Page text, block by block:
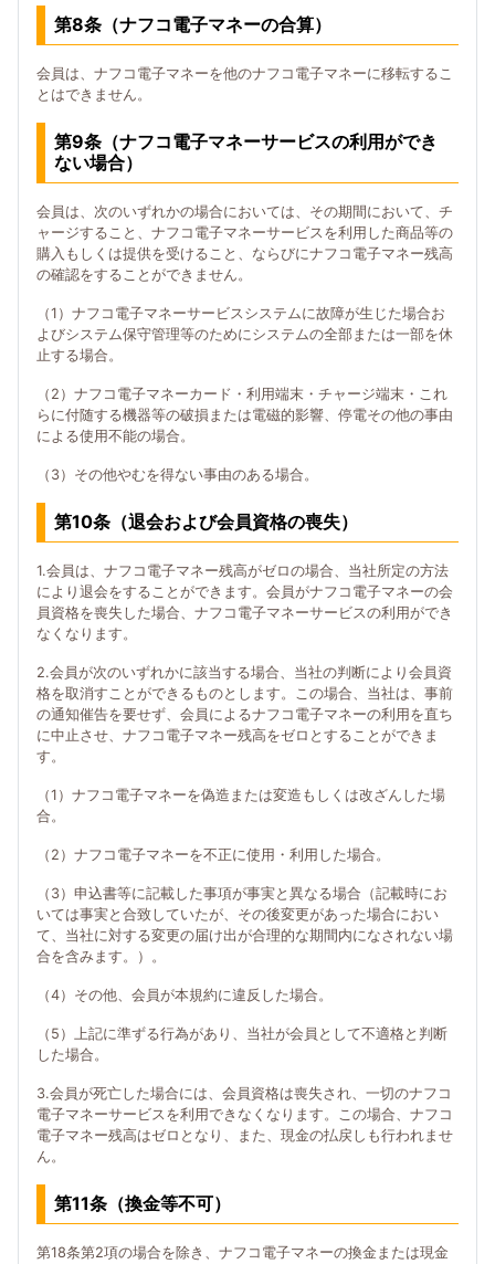
第8条（ナフコ電子マネーの合算）
会員は、ナフコ電子マネーを他のナフコ電子マネーに移転するこ
とはできません。
第9条（ナフコ電子マネーサービスの利用ができ
ない場合）
会員は、次のいずれかの場合においては、その期間において、チ
ャージすること、ナフコ電子マネーサービスを利用した商品等の
購入もしくは提供を受けること、ならびにナフコ電子マネー残高
の確認をすることができません。
（1）ナフコ電子マネーサービスシステムに故障が生じた場合お
よびシステム保守管理等のためにシステムの全部または一部を休
止する場合。
（2）ナフコ電子マネーカード・利用端末・チャージ端末・これ
らに付随する機器等の破損または電磁的影響、停電その他の事由
による使用不能の場合。
（3）その他やむを得ない事由のある場合。
第10条（退会および会員資格の喪失）
1.会員は、ナフコ電子マネー残高がゼロの場合、当社所定の方法
により退会をすることができます。会員がナフコ電子マネーの会
員資格を喪失した場合、ナフコ電子マネーサービスの利用ができ
なくなります。
2.会員が次のいずれかに該当する場合、当社の判断により会員資
格を取消すことができるものとします。この場合、当社は、事前
の通知催告を要せず、会員によるナフコ電子マネーの利用を直ち
に中止させ、ナフコ電子マネー残高をゼロとすることができま
す。
（1）ナフコ電子マネーを偽造または変造もしくは改ざんした場
合。
（2）ナフコ電子マネーを不正に使用・利用した場合。
（3）申込書等に記載した事項が事実と異なる場合（記載時にお
いては事実と合致していたが、その後変更があった場合におい
て、当社に対する変更の届け出が合理的な期間内になされない場
合を含みます。）。
（4）その他、会員が本規約に違反した場合。
（5）上記に準ずる行為があり、当社が会員として不適格と判断
した場合。
3.会員が死亡した場合には、会員資格は喪失され、一切のナフコ
電子マネーサービスを利用できなくなります。この場合、ナフコ
電子マネー残高はゼロとなり、また、現金の払戻しも行われませ
ん。
第11条（換金等不可）
第18条第2項の場合を除き、ナフコ電子マネーの換金または現金